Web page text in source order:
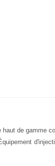
haut de gamme